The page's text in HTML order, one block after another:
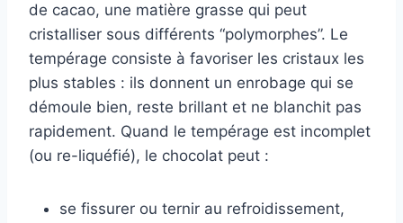
de cacao, une matière grasse qui peut
cristalliser sous différents “polymorphes”. Le
tempérage consiste à favoriser les cristaux les
plus stables : ils donnent un enrobage qui se
démoule bien, reste brillant et ne blanchit pas
rapidement. Quand le tempérage est incomplet
(ou re-liquéfié), le chocolat peut :
se fissurer ou ternir au refroidissement,